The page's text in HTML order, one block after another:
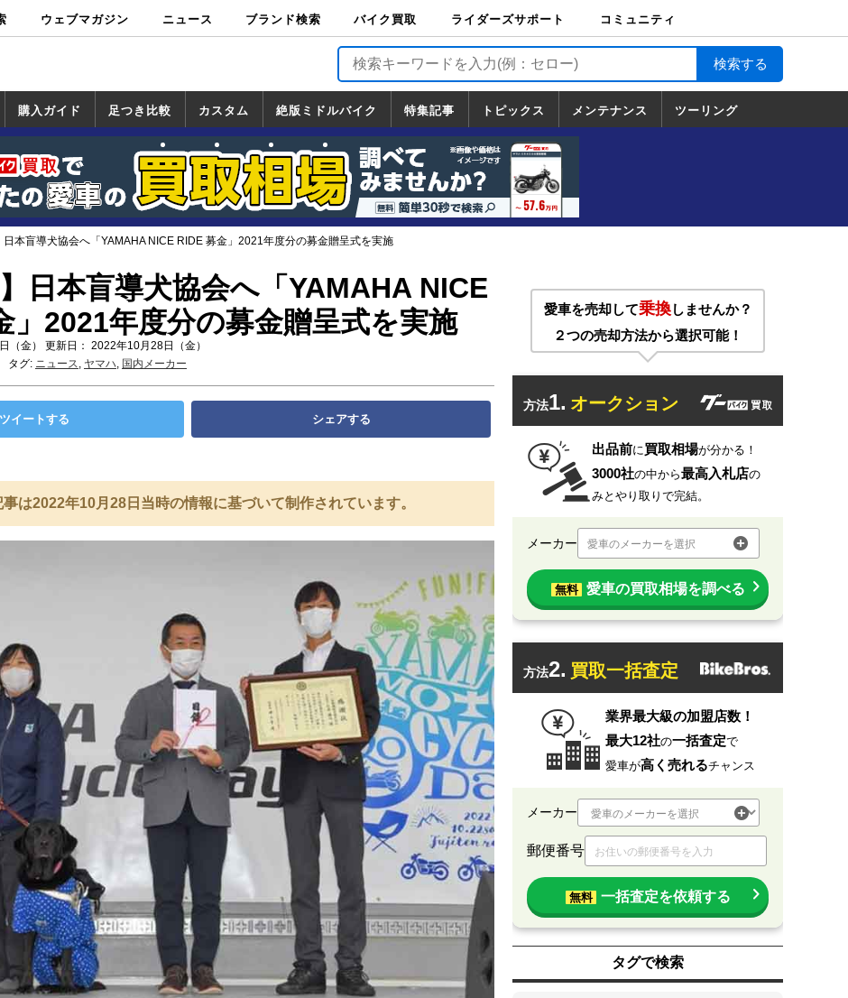
ウェブマガジン ニュース ブランド検索 バイク買取
バイク買取
ライダーズサポート
ライダーズサポート
TOP
バイク輸送
バイクガレージライ
フ
バイク車両保険
ロードサービス
バイク試乗
コミュニティ
購入ガイド
一覧
足つき比較 カスタム
カスタム
一覧
ホンダ
ヤマハ
スズキ
カワサキ
絶版ミドルバイク
絶版ミドルバイク
一覧
ホンダ
ヤマハ
スズキ
カワサキ
特集記事 トピックス
トピックス
一覧
ホンダ
ヤマハ
スズキ
カワサキ
ハーレーダ
ビッドソン
BMW
ドゥカティ
トライアン
フ
メンテナンス ツーリング
道の駅調査隊
ツーリング情報局
日本の道50選
国道めぐり
林道ツーリング
日本盲導犬協会へ「YAMAHA NICE RIDE 募金」2021年度分の募金贈呈式を実施
】日本盲導犬協会へ「YAMAHA NICE
」2021年度分の募金贈呈式を実施
（金） 更新日： 2022年10月28日（金）
タグ: ニュース, ヤマハ, 国内メーカー
ツイートする シェアする
事は2022年10月28日当時の情報に基づいて制作されています。
愛車を売却して乗換しませんか？
２つの売却方法から選択可能！
方法1. オークション
出品前に買取相場が分かる！
3000社の中から最高入札店の
みとやり取りで完結。
メーカー 愛車のメーカーを選択
無料 愛車の買取相場を調べる
方法2. 買取一括査定
業界最大級の加盟店数！
最大12社の一括査定で
愛車が高く売れるチャンス
メーカー
郵便番号
無料 一括査定を依頼する
タグで検索